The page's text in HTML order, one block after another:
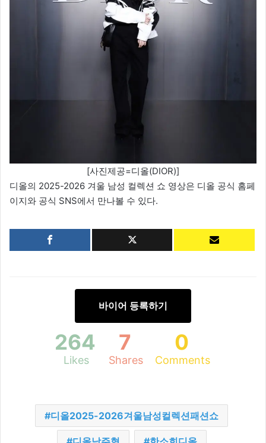
[사진제공=디올(DIOR)]
디올의 2025-2026 겨울 남성 컬렉션 쇼 영상은 디올 공식 홈페
이지와 공식 SNS에서 만나볼 수 있다.
바이어 등록하기
264
Likes
7
Shares
0
Comments
디올2025-2026겨울남성컬렉션패션쇼